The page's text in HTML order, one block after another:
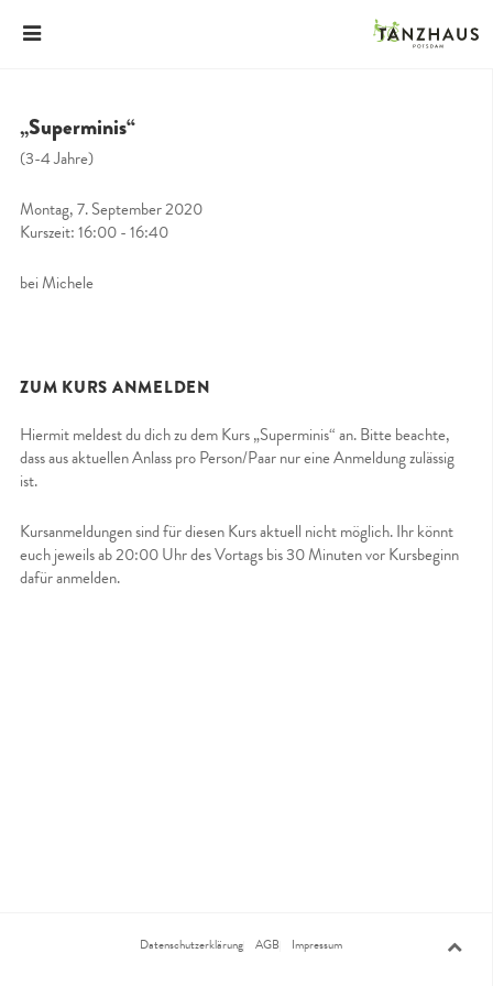
„Superminis“
(3-4 Jahre)
Montag, 7. September 2020
Kurszeit: 16:00 - 16:40
bei Michele
ZUM KURS ANMELDEN
Hiermit meldest du dich zu dem Kurs „Superminis“ an. Bitte beachte,
dass aus aktuellen Anlass pro Person/Paar nur eine Anmeldung zulässig
ist.
Kursanmeldungen sind für diesen Kurs aktuell nicht möglich. Ihr könnt
euch jeweils ab 20:00 Uhr des Vortags bis 30 Minuten vor Kursbeginn
dafür anmelden.
Datenschutzerklärung AGB Impressum